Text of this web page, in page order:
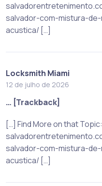
salvador-com-mistura-
acustica/ […]
Locksmith Miami
12 de julho de 2026
… [Trackback]
[…] Find More on that Topic:
salvador-com-mistura-
acustica/ […]